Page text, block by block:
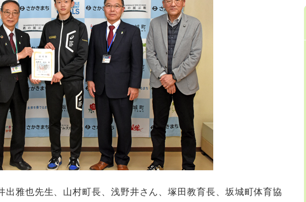
雅也先生、山村町長、浅野井さん、塚田教育長、坂城町体育協